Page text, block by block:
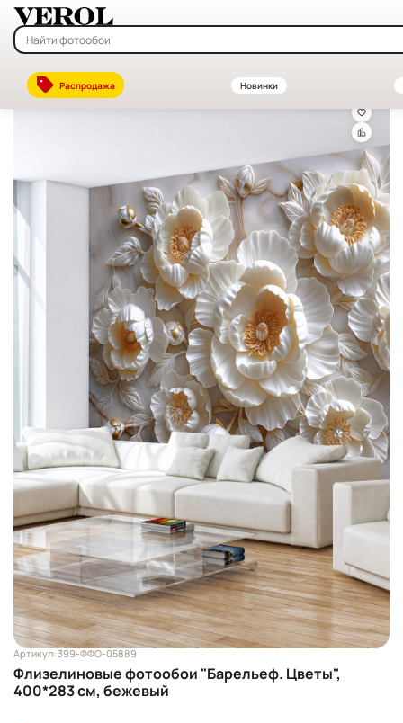
Распродажа Новинки
Главная—Каталог
Артикул: 399-ФФО-05889
Флизелиновые фотообои "Барельеф. Цветы",
400*283 см, бежевый